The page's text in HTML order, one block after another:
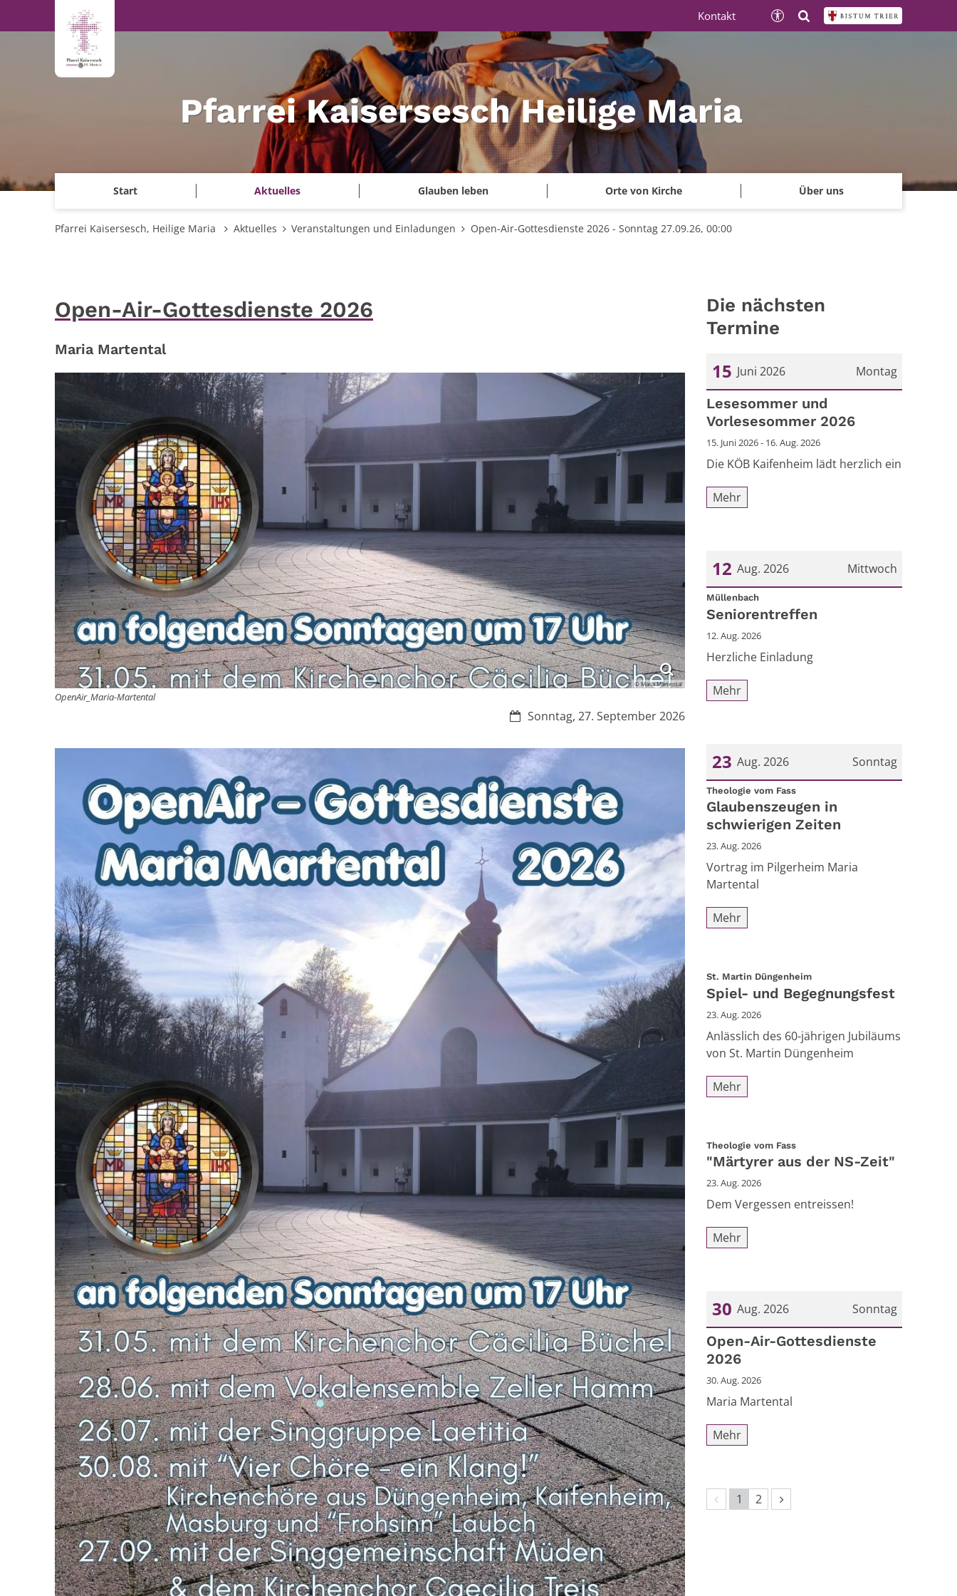
Zum Inhalt springen
Pfarrei Kaisersesch Heilige Maria
Start Aktuelles Glauben leben Orte von Kirche Über uns
Kontakt
Pfarrei Kaisersesch, Heilige Maria Aktuelles Veranstaltungen und Einladungen Open-Air-Gottesdienste 2026 - Sonntag 27.09.26, 00:00
Open-Air-Gottesdienste 2026
Maria Martental
© Maria Martental
OpenAir_Maria-Martental
Datum:Sonntag, 27. September 2026
Die nächsten
Termine
Montag
15 Juni 2026
Datum: 15. Juni 2026
Lesesommer und
Vorlesesommer 2026
15. Juni 2026 - 16. Aug. 2026
Die KÖB Kaifenheim lädt herzlich ein
Mehr
Mittwoch
12 Aug. 2026
Datum: 12. August 2026
Müllenbach:
Seniorentreffen
12. Aug. 2026
Herzliche Einladung
Mehr
Sonntag
23 Aug. 2026
Datum: 23. August 2026
Theologie vom Fass:
Glaubenszeugen in
schwierigen Zeiten
23. Aug. 2026
Vortrag im Pilgerheim Maria
Martental
Mehr
St. Martin Düngenheim:
Spiel- und Begegnungsfest
23. Aug. 2026
Anlässlich des 60-jährigen Jubiläums
von St. Martin Düngenheim
Mehr
Theologie vom Fass:
"Märtyrer aus der NS-Zeit"
23. Aug. 2026
Dem Vergessen entreissen!
Mehr
Sonntag
30 Aug. 2026
Datum: 30. August 2026
Open-Air-Gottesdienste
2026
30. Aug. 2026
Maria Martental
Mehr
Vorherige Seite
1 2 Nächste Seite